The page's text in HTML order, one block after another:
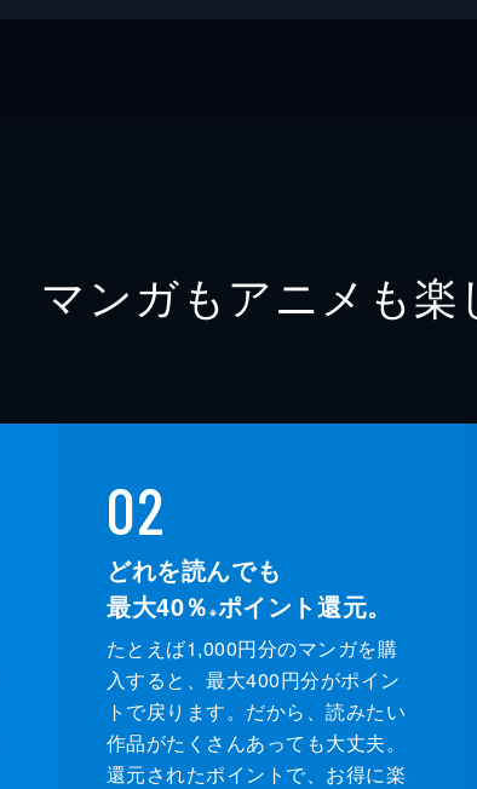
出版社
少年画報社
マンガもアニメも楽
02
どれを読んでも
最大40％ ※ポイント還元。
たとえば1,000円分のマンガを購
入すると、最大400円分がポイン
トで戻ります。だから、読みたい
作品がたくさんあっても大丈夫。
還元されたポイントで、お得に楽